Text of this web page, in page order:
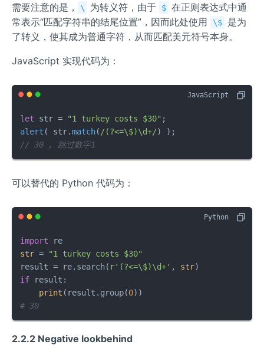
需要注意的是， \ 为转义符，由于 $ 在正则表达式中通
常表示“匹配字符串的结尾位置”，因而此处使用
\$
是为
了转义，使其成为普通字符，从而匹配美元符号本身。
JavaScript 实现代码为：
let str = "1 turkey costs $30"
alert ( str.match( /(?<=\$)\d+/
// 30 , 跳过数字1
可以替代的 Python 代码为：
import
str =
"1 turkey costs $30"
result = re.search( r'(?<=\$)\d+' , str
if result:
print (result.group(0
# 30
2.2.2 Negative lookbehind